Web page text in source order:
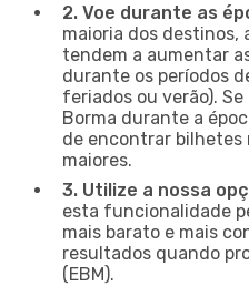
2. Voe durante as
maioria dos destinos,
tendem a aumentar
durante os períodos
feriados ou verão).
Borma durante a
de encontrar bilhetes
maiores.
3. Utilize a nossa
esta funcionalidade
mais barato e mais
resultados quando
(EBM).